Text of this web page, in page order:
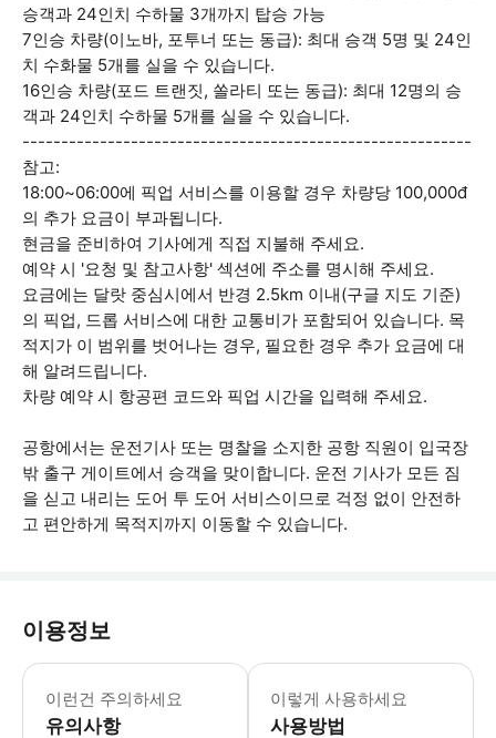
승객과 24인치 수하물 3개까지 탑승 가능
7인승 차량(이노바, 포투너 또는 동급): 최대 승객 5명 및 24인
치 수화물 5개를 실을 수 있습니다.
16인승 차량(포드 트랜짓, 쏠라티 또는 동급): 최대 12명의 승
객과 24인치 수하물 5개를 실을 수 있습니다.
----------------------------------------------------------
참고:
18:00~06:00에 픽업 서비스를 이용할 경우 차량당 100,000đ
의 추가 요금이 부과됩니다.
현금을 준비하여 기사에게 직접 지불해 주세요.
예약 시 '요청 및 참고사항' 섹션에 주소를 명시해 주세요.
요금에는 달랏 중심시에서 반경 2.5km 이내(구글 지도 기준)
의 픽업, 드롭 서비스에 대한 교통비가 포함되어 있습니다. 목
적지가 이 범위를 벗어나는 경우, 필요한 경우 추가 요금에 대
해 알려드립니다.
차량 예약 시 항공편 코드와 픽업 시간을 입력해 주세요.
공항에서는 운전기사 또는 명찰을 소지한 공항 직원이 입국장
밖 출구 게이트에서 승객을 맞이합니다. 운전 기사가 모든 짐
을 싣고 내리는 도어 투 도어 서비스이므로 걱정 없이 안전하
고 편안하게 목적지까지 이동할 수 있습니다.
이용정보
이런건 주의하세요
유의사항
차량 예약 시 항공편 코드와 픽업 시
이렇게 사용하세요
사용방법